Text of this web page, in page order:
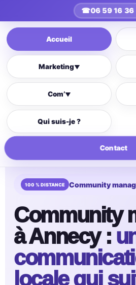
☎06 59 16 36
Accueil
Marketing▼
Com’▼
Qui suis-je ?
Contact
Community
Community
à Annecy :
locale qui